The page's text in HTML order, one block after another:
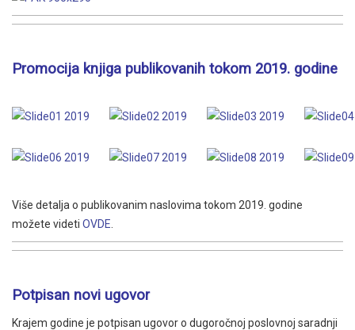
Promocija knjiga publikovanih tokom 2019. godine
Više detalja o publikovanim naslovima tokom 2019. godine
možete videti OVDE
Potpisan novi ugovor
Krajem godine je potpisan ugovor o dugoročnoj poslovnoj saradnji